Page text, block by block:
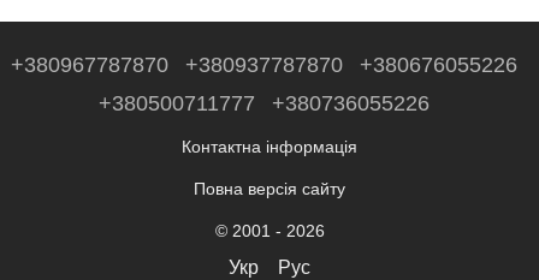
+380967787870 +380937787870
+380676055226
+380500711777
+380736055226
Контактна інформація
Повна версія сайту
© 2001 - 2026
Укр Рус